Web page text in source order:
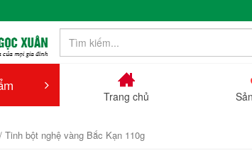
Trang chủ
/ Tinh bột nghệ vàng Bắc Kạn 110g